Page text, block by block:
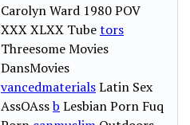
Carolyn Ward 1980 POV
XXX XLXX Tubetors
Threesome Movies
DansMovies
vancedmaterialsLatin Sex
AssOAssb Lesbian Porn Fuq